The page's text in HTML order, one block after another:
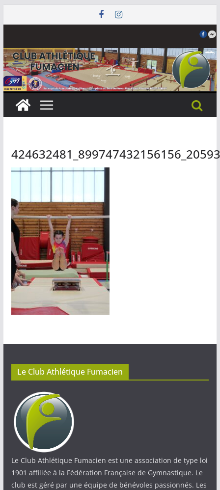
au
Le Club Athlétique Fumacien
Le Club Athlétique Fumacien est une association de type loi
1901 affiliée à la Fédération Française de Gymnastique. Le
club est géré par une équipe de bénévoles passionnés. Les